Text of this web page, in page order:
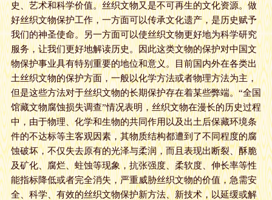
史、艺术和科学价值。丝织文物又是不可再生的文化资源。做
好丝织文物保护工作，一方面可以传承文化遗产，是历史赋予
我们的神圣使命。另一方面可以使丝织文物更好地为科学研究
服务，让我们更好地解读历史。因此这类文物的保护对中国文
物保护事业具有特别重要的地位和意义。目前国内外在各类出
土丝织文物的保护方面，一般以化学方法或者物理方法为主，
但是这些方法对于丝织文物的长期保护存在着某些弊端。“全国
馆藏文物腐蚀损失调查”情况表明，丝织文物在漫长的历史过程
中，由于物理、化学和生物的共同作用以及出土后保藏环境条
件的不达标等主客观因素，其物质结构都遭到了不同程度的腐
蚀破坏，不仅失去原有的光泽与柔润，而且表现出断裂、酥脆
及矿化、腐烂、蛀蚀等现象，抗张强度、柔软度、伸长率等性
能指标降低或者完全消失，严重威胁丝织文物的价值，急需安
全、科学、有效的丝织文物保护新方法、新技术，以延缓或解